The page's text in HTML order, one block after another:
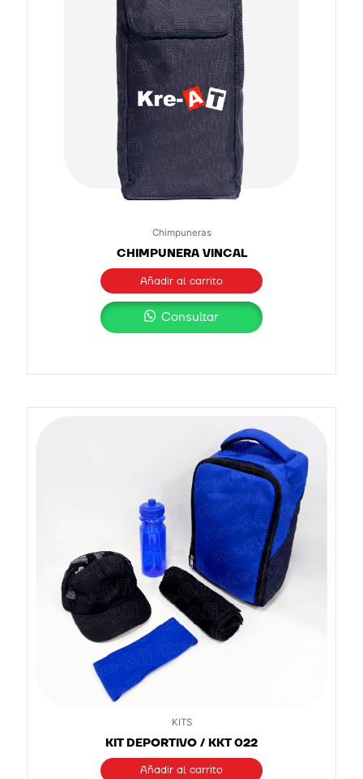
Chimpuneras
CHIMPUNERA VINCAL
Añadir al carrito
Consultar
KITS
KIT DEPORTIVO / KKT 022
Añadir al carrito